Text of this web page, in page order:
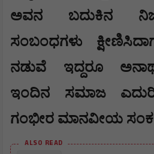
ಅವನ ಬದುಕಿನ
ಸಂಬಂಧಗಳು
ನಡುವೆ ಇದ್ದರೂ
ಇಂದಿನ ಸಮಾಜ
ಗಂಭೀರ ಮಾನವೀಯ
ALSO READ